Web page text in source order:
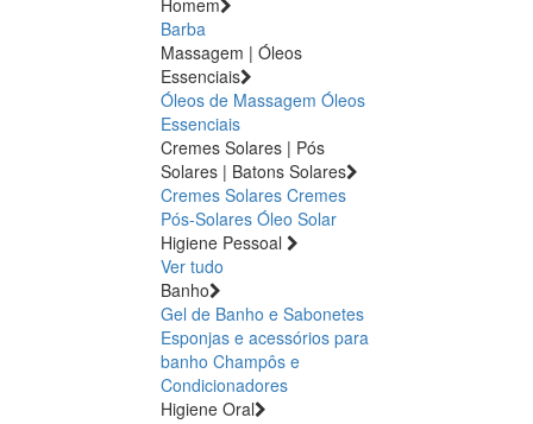
Barba
Massagem | Óleos
Essenciais
Óleos de Massagem Óleos
Essenciais
Cremes Solares | Pós
Solares | Batons Solares
Cremes Solares Cremes
Pós-Solares Óleo Solar
Higiene Pessoal
Ver tudo
Banho
Gel de Banho e Sabonetes
Esponjas e acessórios para
banho Champôs e
Condicionadores
Higiene Oral